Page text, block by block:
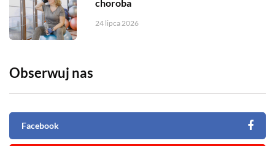
choroba
24 lipca 2026
Obserwuj nas
Facebook